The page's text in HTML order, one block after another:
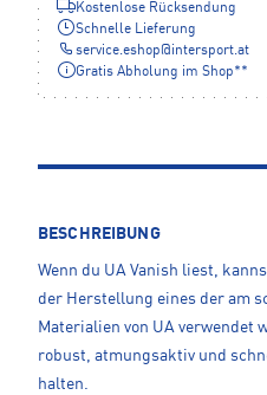
Kostenlose Rücksendung
Schnelle Lieferung
service.eshop@intersport.at
Gratis Abholung im Shop**
BESCHREIBUNG
Wenn du UA Vanish liest,
der Herstellung eines der am
Materialien von UA verwendet
robust, atmungsaktiv und
halten.